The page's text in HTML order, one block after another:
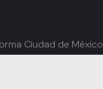
Ciudad de